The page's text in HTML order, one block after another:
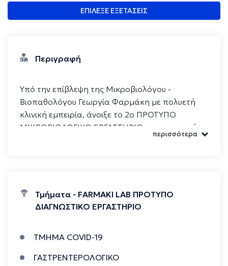
ΕΠΙΛΕΞΕ ΕΞΕΤΑΣΕΙΣ
Περιγραφή
Υπό την επίβλεψη της Μικροβιολόγου -
Βιοπαθολόγου Γεωργία Φαρμάκη με πολυετή
κλινική εμπειρία, άνοιξε το 2ο ΠΡΟΤΥΠΟ
ΜΙΚΡΟΒΙΟΛΟΓΙΚΟ ΕΡΓΑΣΤΗΡΙΟ στην περιοχή
του Νέου Ψυχικού, παρέχοντας μία μεγάλη
ορμονολογικές, αιματολογικές εξετάσεις με
στόχο την πρόληψη και την έγκαιρη διάγνωση
έλεγχος DNA, έλεγχος θρομβοφιλίας, έλεγχος
κυστικής ίνωσης). NIPT Test Synacthen Test Alex
περισσότερα
Τμήματα - FARMAKI LAB ΠΡΟΤΥΠΟ
ΔΙΑΓΝΩΣΤΙΚΟ ΕΡΓΑΣΤΗΡΙΟ
ΤΜΗΜΑ COVID-19
ΓΑΣΤΡΕΝΤΕΡΟΛΟΓΙΚΟ